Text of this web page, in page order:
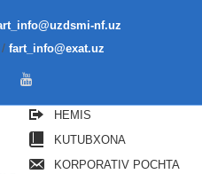
nf.uz
/ fart_info@exat.uz
HEMIS
KUTUBXONA
KORPORATIV POCHTA